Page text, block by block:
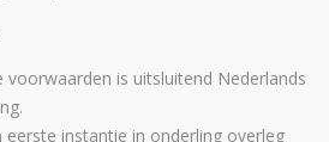
voorwaarden is uitsluitend Nederlands
eerste instantie in onderling overleg